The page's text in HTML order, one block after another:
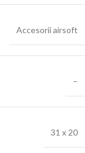
Accesorii airsoft
–
31 x 20